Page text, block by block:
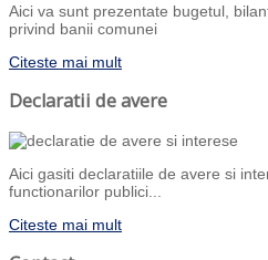
Aici va sunt prezentate bugetul,
privind banii comunei
Citeste mai mult
Declaratii de avere
Aici gasiti declaratiile de avere si
functionarilor publici...
Citeste mai mult